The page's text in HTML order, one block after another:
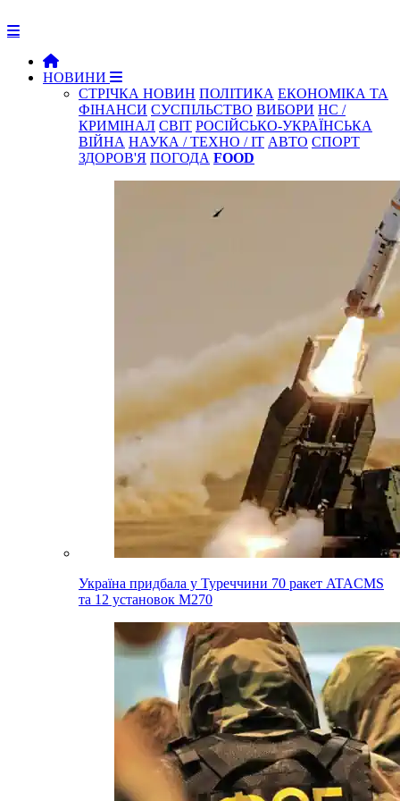
НОВИНИ
СТРІЧКА НОВИН ПОЛІТИКА ЕКОНОМІКА ТА
ФІНАНСИ СУСПІЛЬСТВО ВИБОРИ НС /
КРИМІНАЛ СВІТ РОСІЙСЬКО-УКРАЇНСЬКА
ВІЙНА НАУКА / ТЕХНО / IT АВТО СПОРТ
ЗДОРОВ'Я ПОГОДА FOOD
Україна придбала у Туреччини 70 ракет ATACMS
та 12 установок M270